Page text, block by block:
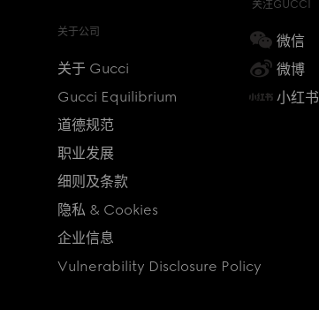
关注GUCCI
微信
微博
小红书
关于公司
关于 Gucci
Gucci Equilibrium
道德规范
职业发展
细则及条款
隐私 & Cookies
企业信息
Vulnerability Disclosure Policy